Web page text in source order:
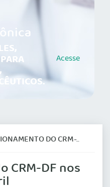
Acesse
DO CRM-DF NOS DIAS 20 E 21 DE ABRIL
CRM-DF nos